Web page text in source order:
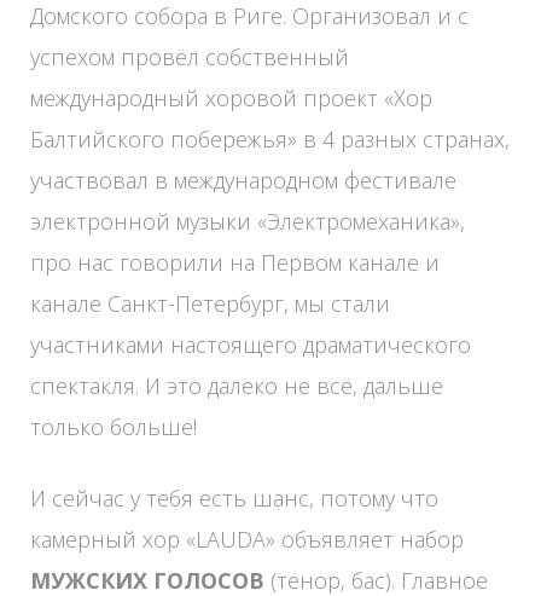
Домского собора в Риге. Организовал и с
успехом провёл собственный
международный хоровой проект «Хор
Балтийского побережья» в 4 разных странах,
участвовал в международном фестивале
электронной музыки «Электромеханика»,
про нас говорили на Первом канале и
канале Санкт-Петербург, мы стали
участниками настоящего драматического
спектакля. И это далеко не всё, дальше
только больше!
И сейчас у тебя есть шанс, потому что
камерный хор «LAUDA» объявляет набор
МУЖСКИХ ГОЛОСОВ (тенор, бас). Главное